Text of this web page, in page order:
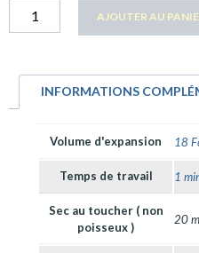
quantité
Foam-
AJOUTER AU
INFORMATIONS
Volume d'expansion 18
Temps de travail 1
Sec au toucher ( non
poisseux )
20